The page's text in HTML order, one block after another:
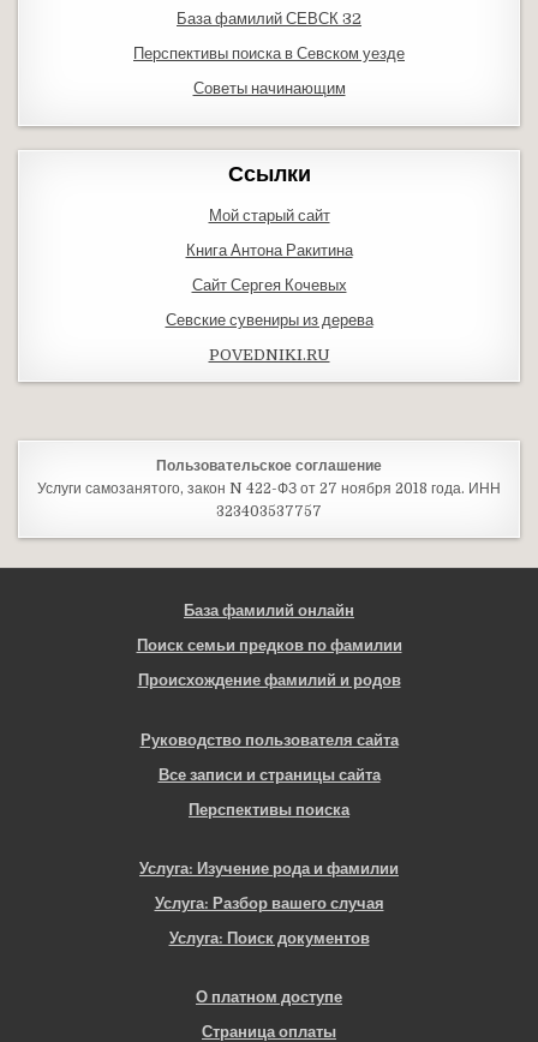
База фамилий СЕВСК 32
Перспективы поиска в Севском уезде
Советы начинающим
Ссылки
Мой старый сайт
Книга Антона Ракитина
Сайт Сергея Кочевых
Севские сувениры из дерева
POVEDNIKI.RU
Пользовательское соглашение
Услуги самозанятого, закон N 422-ФЗ от 27 ноября 2018 года. ИНН
323403537757
База фамилий онлайн
Поиск семьи предков по фамилии
Происхождение фамилий и родов
Руководство пользователя сайта
Все записи и страницы сайта
Перспективы поиска
Услуга: Изучение рода и фамилии
Услуга: Разбор вашего случая
Услуга: Поиск документов
О платном доступе
Страница оплаты